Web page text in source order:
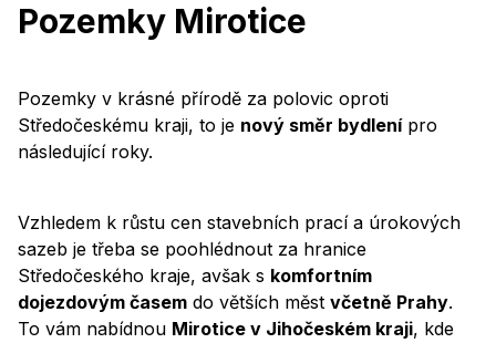
Projekty
Pozemky Mirotice
Pozemky v krásné přírodě za polovic oproti
Středočeskému kraji, to je nový směr bydlenípro
následující roky.
Vzhledem k růstu cen stavebních prací a úrokových
sazeb je třeba se poohlédnout za hranice
Středočeského kraje, avšak s komfortním
dojezdovým časem do větších měst včetně Prahy.
To vám nabídnou Mirotice v Jihočeském kraji, kde